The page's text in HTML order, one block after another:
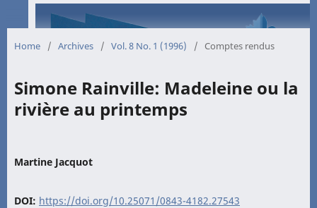
Home / Archives / Vol. 8 No. 1 (1996) / Comptes rendus
Simone Rainville: Madeleine ou la
rivière au printemps
Martine Jacquot
DOI: https://doi.org/10.25071/0843-4182.27543